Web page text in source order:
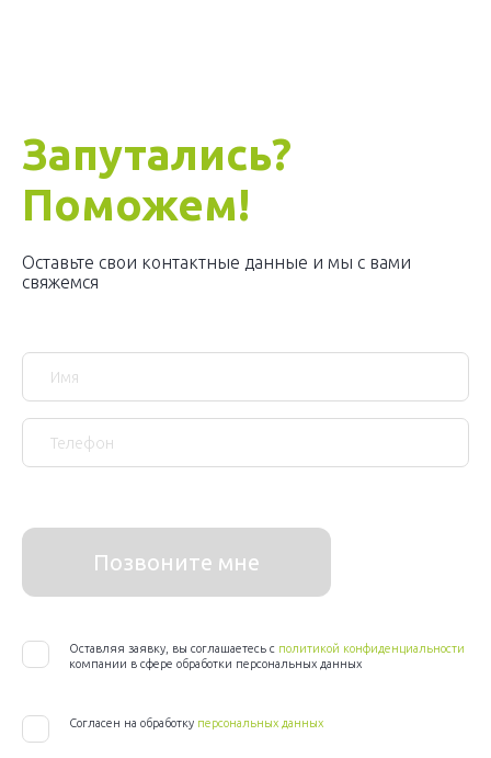
Запутались?
Поможем!
Оставьте свои контактные данные и мы с вами
свяжемся
Позвоните мне
Оставляя заявку, вы соглашаетесь с политикой конфиденциальности
компании в сфере обработки персональных данных
Согласен на обработку персональных данных